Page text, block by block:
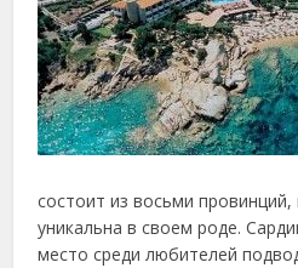
состоит из восьми
уникальна в своем роде.
место среди любителей